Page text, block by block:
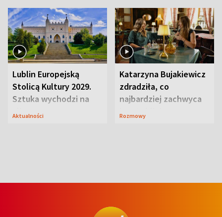
Lublin Europejską
Stolicą Kultury 2029.
Sztuka wychodzi na
ulice
Aktualności
Katarzyna Bujakiewicz
zdradziła, co
najbardziej zachwyca
ją w Lublinie
Rozmowy